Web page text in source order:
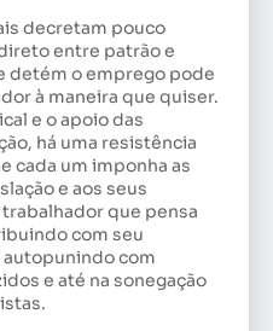
decretam pouco
entre patrão e
detém o emprego pode
à maneira que quiser.
e o apoio das
há uma resistência
cada um imponha as
e aos seus
que pensa
com seu
com
e até na sonegação